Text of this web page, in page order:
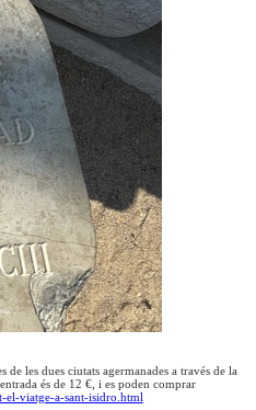
les dues ciutats agermanades a través de la
és de 12 €, i es poden comprar
el-viatge-a-sant-isidro.html